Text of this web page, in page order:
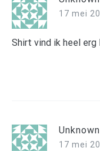
17 mei
Shirt vind ik heel erg
Unknown
17 mei